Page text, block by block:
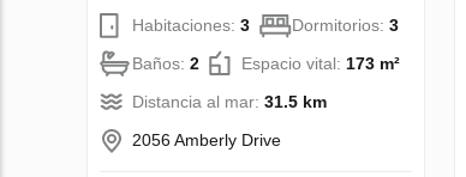
Habitaciones: 3 Dormitorios: 3
Baños: 2 Espacio vital: 173 m²
Distancia al mar: 31.5 km
2056 Amberly Drive